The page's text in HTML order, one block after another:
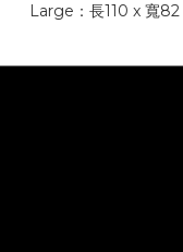
Large： 長110 x 寬82